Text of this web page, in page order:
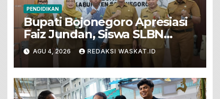
PENDIDIKAN
Bupati Bojonegoro Apresiasi
Faiz Jundan, Siswa SLBN
Gunungsari Baureno Masuk
LKS Diksus Tingkat Nasional
AGU 4, 2026 REDAKSI WASKAT.ID